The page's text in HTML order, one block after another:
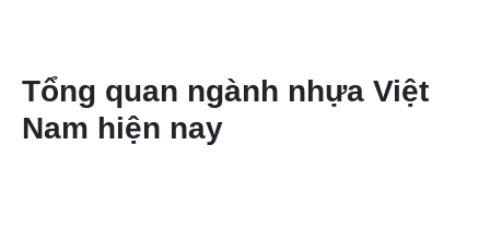
Tổng quan ngành nhựa Việt
Nam hiện nay